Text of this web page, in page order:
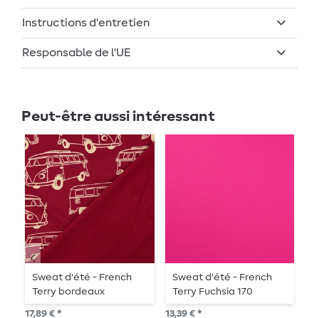
Instructions d'entretien
Responsable de l'UE
Peut-être aussi intéressant
Sweat d'été - French
Terry bordeaux
Angeraut
17,89 € *
Sweat d'été - French
Terry Fuchsia 170
bouclette
13,39 € *